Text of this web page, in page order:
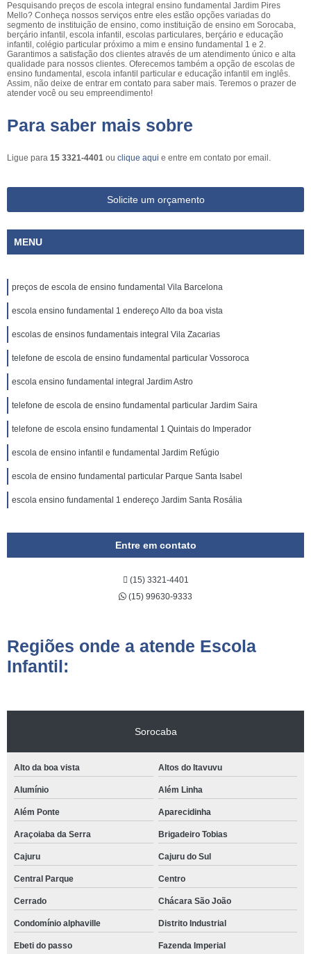
Pesquisando preços de escola integral ensino fundamental Jardim Pires
Mello? Conheça nossos serviços entre eles estão opções variadas do
segmento de instituição de ensino, como instituição de ensino em Sorocaba,
berçário infantil, escola infantil, escolas particulares, berçário e educação
infantil, colégio particular próximo a mim e ensino fundamental 1 e 2.
Garantimos a satisfação dos clientes através de um atendimento único e alta
qualidade para nossos clientes. Oferecemos também a opção de escolas de
ensino fundamental, escola infantil particular e educação infantil em inglês.
Assim, não deixe de entrar em contato para saber mais. Teremos o prazer de
atender você ou seu empreendimento!
Para saber mais sobre
Ligue para 15 3321-4401 ou clique aqui e entre em contato por email.
Solicite um orçamento
MENU
preços de escola de ensino fundamental Vila Barcelona
escola ensino fundamental 1 endereço Alto da boa vista
escolas de ensinos fundamentais integral Vila Zacarias
telefone de escola de ensino fundamental particular Vossoroca
escola ensino fundamental integral Jardim Astro
telefone de escola de ensino fundamental particular Jardim Saira
telefone de escola ensino fundamental 1 Quintais do Imperador
escola de ensino infantil e fundamental Jardim Refúgio
escola de ensino fundamental particular Parque Santa Isabel
escola ensino fundamental 1 endereço Jardim Santa Rosália
Entre em contato
(15) 3321-4401
(15) 99630-9333
Regiões onde a atende Escola
Infantil:
Sorocaba
Alto da boa vista Altos do Itavuvu
Alumínio Além Linha
Além Ponte Aparecidinha
Araçoiaba da Serra Brigadeiro Tobias
Cajuru Cajuru do Sul
Central Parque Centro
Cerrado Chácara São João
Condomínio alphaville Distrito Industrial
Ebeti do passo Fazenda Imperial